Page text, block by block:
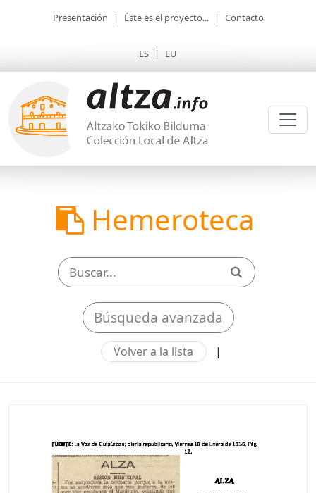
Presentación | Éste es el proyecto... | Contacto
ES | EU
Hemeroteca
Búsqueda avanzada
Volver a la lista |